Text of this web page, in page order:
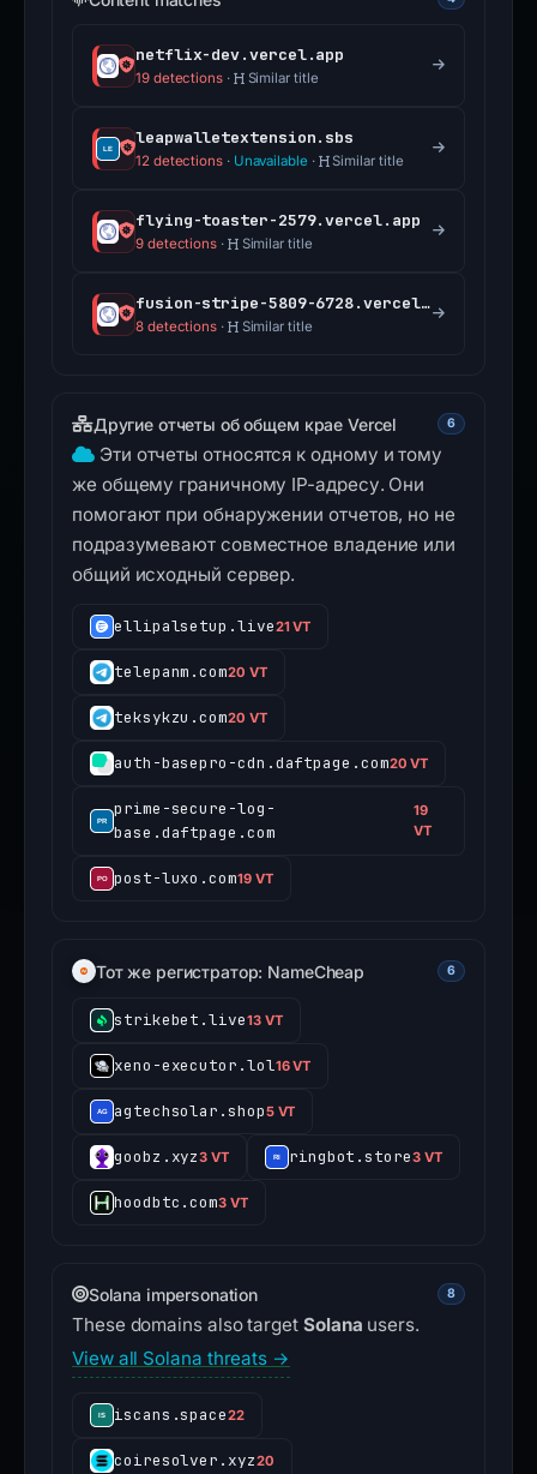
netflix-dev.vercel.app
19 detections· Similar title
leapwalletextension.sbs
12 detections· Unavailable · Similar title
flying-toaster-2579.vercel.app
9 detections · Similar title
fusion-stripe-5809-6728.vercel.app
8 detections · Similar title
Другие отчеты об общем крае Vercel 6
Эти отчеты относятся к одному и тому
же общему граничному IP-адресу. Они
помогают при обнаружении отчетов, но не
подразумевают совместное владение или
общий исходный сервер.
ellipalsetup.live21 VT
telepanm.com20 VT
teksykzu.com20 VT
auth-basepro-cdn.daftpage.com20 VT
prime-secure-log-
base.daftpage.com
19
VT
post-luxo.com19 VT
Тот же регистратор: NameCheap 6
strikebet.live13 VT
xeno-executor.lol16 VT
agtechsolar.shop5 VT
goobz.xyz3 VT ringbot.store3 VT
hoodbtc.com3 VT
Solana impersonation 8
These domains also target Solana users.
View all Solana threats →
iscans.space22
coiresolver.xyz20